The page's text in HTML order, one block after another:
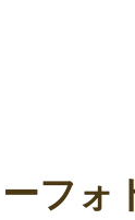
フォ